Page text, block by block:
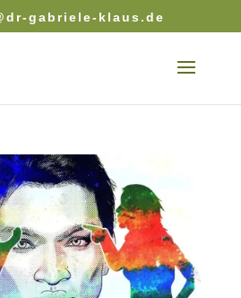
gabriele-klaus.de